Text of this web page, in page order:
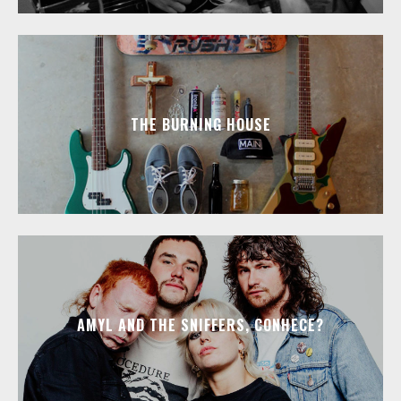
THE BURNING HOUSE
AMYL AND THE SNIFFERS, CONHECE?